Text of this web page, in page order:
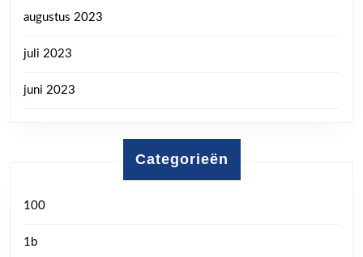
augustus 2023
juli 2023
juni 2023
Categorieën
100
1b